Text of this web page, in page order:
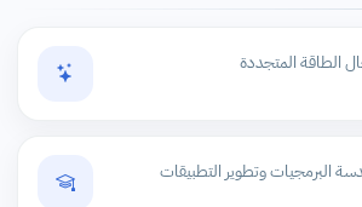
الطاقة المتجددة
البرمجيات وتطوير التطبيقات